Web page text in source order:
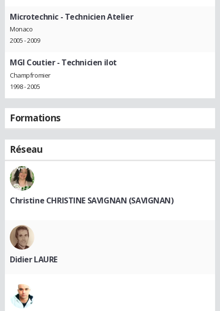
Microtechnic- Technicien Atelier
Monaco
2005 - 2009
MGI Coutier- Technicien ilot
Champfromier
1998 - 2005
Formations
Réseau
Christine CHRISTINE SAVIGNAN (SAVIGNAN)
Didier LAURE